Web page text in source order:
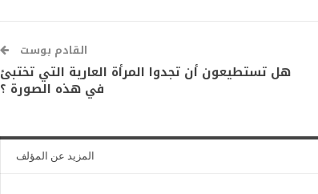
القادم بوست
هل تستطيعون أن تجدوا المرأة العارية التي تختبئ
في هذه الصورة ؟
المزيد عن المؤلف